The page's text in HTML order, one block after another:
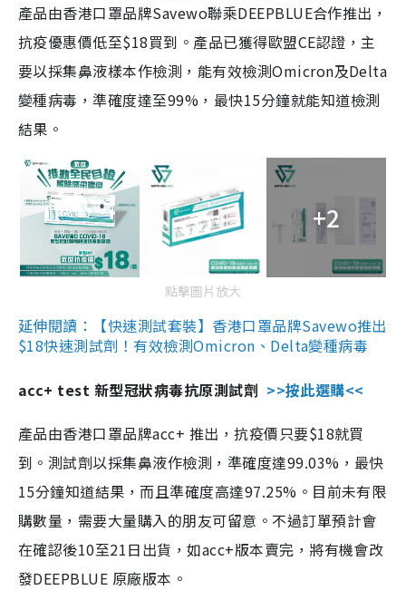
產品由香港口罩品牌Savewo聯乘DEEPBLUE合作推出，
抗疫優惠價低至$18買到。產品已獲得歐盟CE認證，主
要以採集鼻液樣本作檢測，能有效檢測Omicron及Delta
變種病毒，準確度達至99%，最快15分鐘就能知道檢測
結果。
+2
點擊圖片放大
延伸閱讀：【快速測試套裝】香港口罩品牌Savewo推出
$18快速測試劑！有效檢測Omicron、Delta變種病毒
acc+ test 新型冠狀病毒抗原測試劑 >>按此選購<<
產品由香港口罩品牌acc+ 推出，抗疫價只要$18就買
到。測試劑以採集鼻液作檢測，準確度達99.03%，最快
15分鐘知道結果，而且準確度高達97.25%。目前未有限
購數量，需要大量購入的朋友可留意。不過訂單預計會
在確認後10至21日出貨，如acc+版本賣完，將有機會改
發DEEPBLUE 原廠版本。